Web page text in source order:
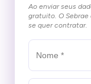
Ao enviar seus
gratuito. O
se quer contratar.